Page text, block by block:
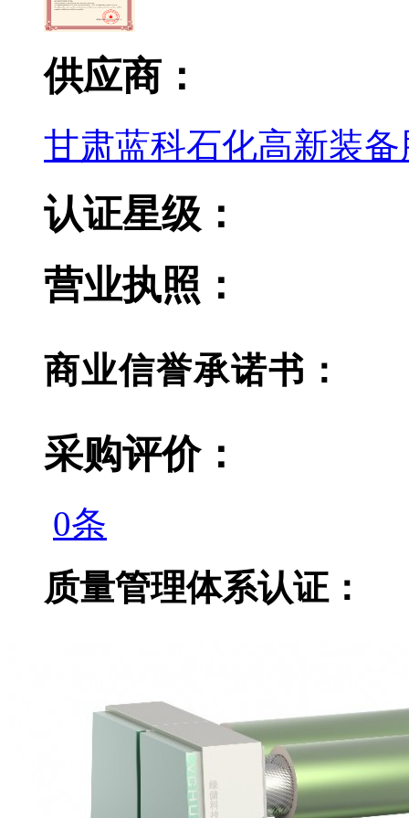
供应商：
甘肃蓝科石化高新装
认证星级：
营业执照：
商业信誉承诺书：
采购评价：
0条
质量管理体系认证：